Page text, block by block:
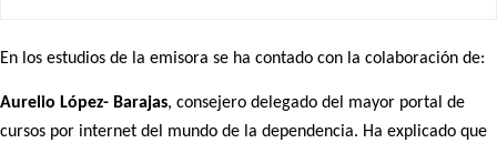
En los estudios de la emisora se ha contado con la colaboración de:
Aurelio López- Barajas, consejero delegado del mayor portal de
cursos por internet del mundo de la dependencia. Ha explicado que